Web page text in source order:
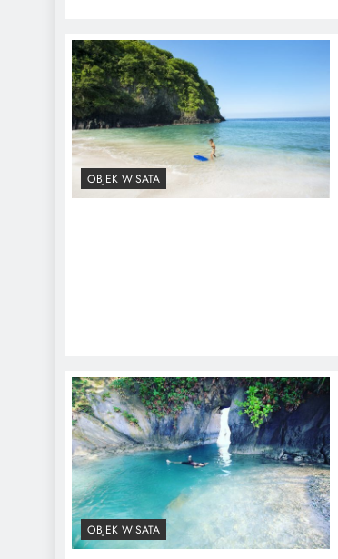
OBJEK WISATA
OBJEK WISATA